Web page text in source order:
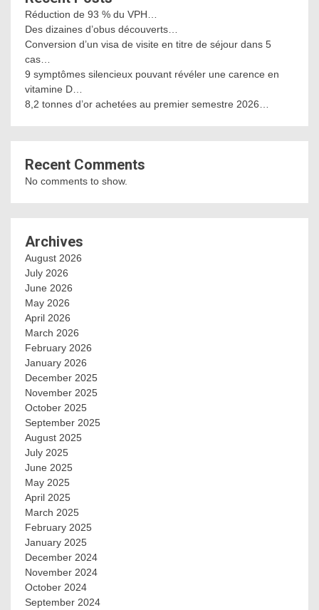
Réduction de 93 % du VPH…
Des dizaines d’obus découverts…
Conversion d’un visa de visite en titre de séjour dans 5
cas…
9 symptômes silencieux pouvant révéler une carence en
vitamine D…
8,2 tonnes d’or achetées au premier semestre 2026…
Recent Comments
No comments to show.
Archives
August 2026
July 2026
June 2026
May 2026
April 2026
March 2026
February 2026
January 2026
December 2025
November 2025
October 2025
September 2025
August 2025
July 2025
June 2025
May 2025
April 2025
March 2025
February 2025
January 2025
December 2024
November 2024
October 2024
September 2024